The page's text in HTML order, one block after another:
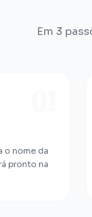
Em 3
o nome da
pronto na